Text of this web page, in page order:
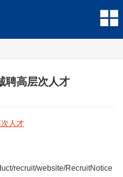
聘高层次人才
人才
recruit/website/RecruitNotice